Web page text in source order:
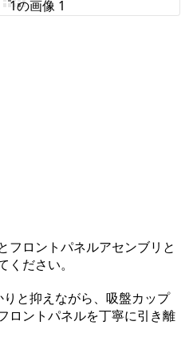
フロントパネルアセンブリと
ださい。
と抑えながら、吸盤カップ
ロントパネルを丁寧に引き離